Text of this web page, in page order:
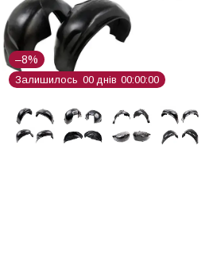
–8%
Залишилось 00 днів 00 00 00